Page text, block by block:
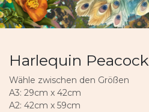
Harlequin Peacock
Wähle zwischen den Größen
A3: 29cm x 42cm
A2: 42cm x 59cm